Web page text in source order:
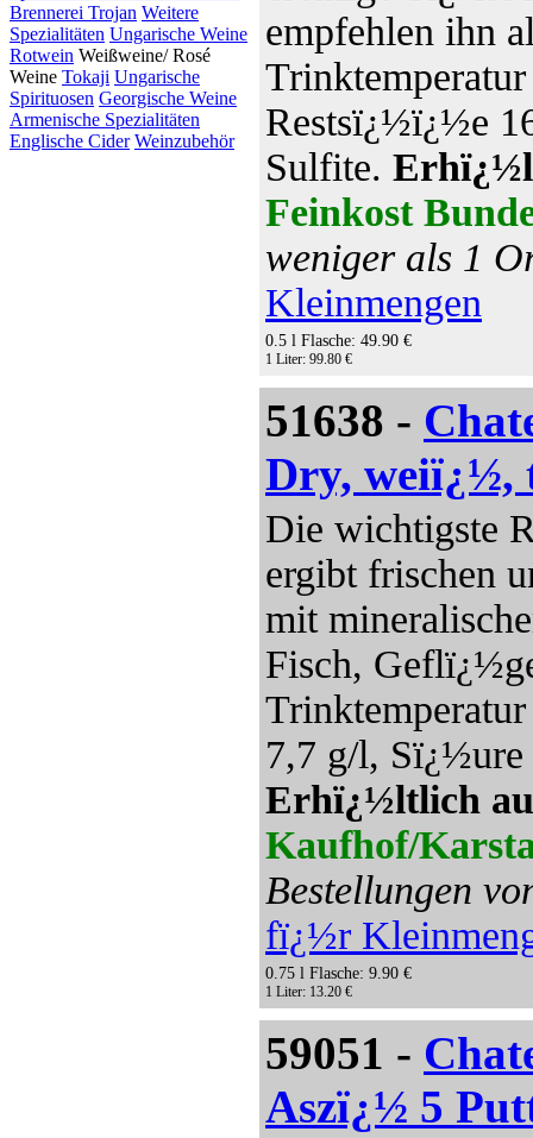
Brennerei Trojan Weitere
Spezialitäten Ungarische Weine
Rotwein Weißweine/ Rosé
Weine Tokaji Ungarische
Spirituosen Georgische Weine
Armenische Spezialitäten
Englische Cider Weinzubehör
empfehlen ihn
Restsï¿½ï¿½e
Sulfite.
Feinkost
weniger als 1
Kleinmengen
0.5 l Flasche: 49.90 €
1 Liter: 99.80 €
51638 -
Dry, weiï¿½,
Die wichtigste
ergibt frischen
mit
Fisch,
7,7 g/l,
Erhï¿½ltlich
Kaufhof/
Bestellungen
fï¿½r
0.75 l Flasche: 9.90 €
1 Liter: 13.20 €
59051 -
Aszï¿½ 5